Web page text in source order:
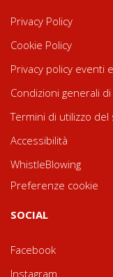
Privacy Policy
Cookie Policy
Privacy policy eventi
Condizioni generali
Termini di utilizzo del
Accessibilità
WhistleBlowing
Preferenze cookie
SOCIAL
Facebook
Instagram